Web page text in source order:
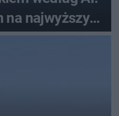
na najwyższy